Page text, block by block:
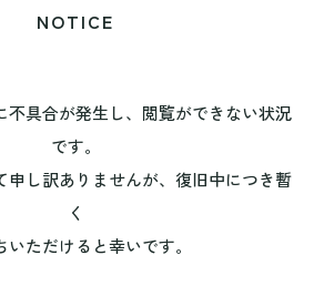
NOTICE
不具合が発生し、閲覧ができない状況
です。
申し訳ありませんが、復旧中につき暫
く
いただけると幸いです。